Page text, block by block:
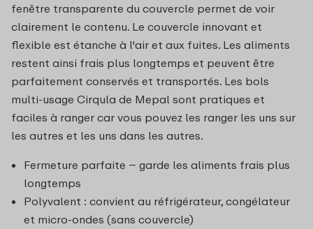
fenêtre transparente du couvercle permet de voir
clairement le contenu. Le couvercle innovant et
flexible est étanche à l'air et aux fuites. Les aliments
restent ainsi frais plus longtemps et peuvent être
parfaitement conservés et transportés. Les bols
multi-usage Cirqula de Mepal sont pratiques et
faciles à ranger car vous pouvez les ranger les uns sur
les autres et les uns dans les autres.
Fermeture parfaite – garde les aliments frais plus
longtemps
Polyvalent : convient au réfrigérateur, congélateur
et micro-ondes (sans couvercle)